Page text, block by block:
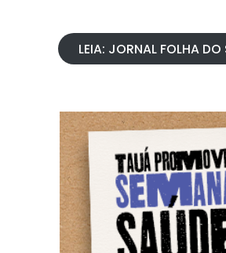
LEIA: JORNAL FOLHA DO